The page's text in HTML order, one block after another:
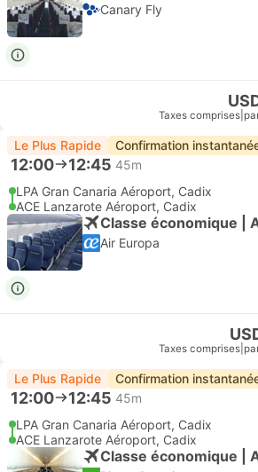
Canary Fly
Taxes comprises
Le Plus Rapide Confirmation
12:00 12:45 45m
LPA Gran Canaria Aéroport, Cadix
ACE Lanzarote Aéroport, Cadix
Classe économique |
Air Europa
Taxes comprises
Le Plus Rapide Confirmation
12:00 12:45 45m
LPA Gran Canaria Aéroport, Cadix
ACE Lanzarote Aéroport, Cadix
Classe économique |